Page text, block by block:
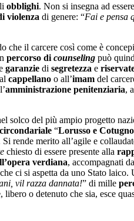
obblighi. Non si insegna ad essere
violenza di genere: “Fai e pensa
che il carcere così come è
percorso di counseling può
garanzie di segretezza e
cappellano o all’imam del
amministrazione penitenziaria,
solco del più ampio progetto
“Lorusso e Cotugno
Si rende merito all’agile e
chiesto di essere presente alla
verdiana, accompagnati
che ci si aspetta da uno Stato laico.
vil razza dannata!” di mille
libero o detenuto che sia, esce